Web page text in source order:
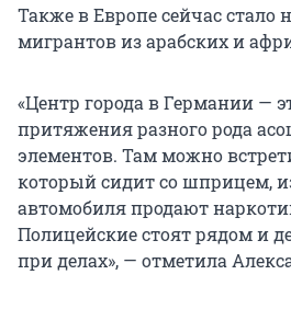
Также в Европе сейчас стало
мигрантов из арабских и
«Центр города в Германии —
притяжения разного рода
элементов. Там можно
который сидит со шприцем,
автомобиля продают
Полицейские стоят рядом и
при делах», — отметила